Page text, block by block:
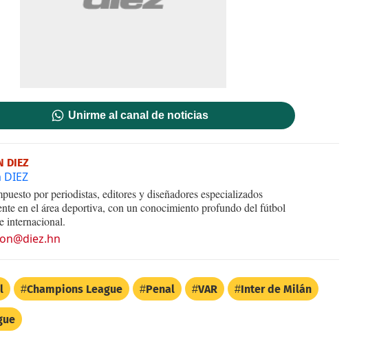
Unirme al canal de noticias
DIEZ
DIEZ
por periodistas, editores y diseñadores especializados
en el área deportiva, con un conocimiento profundo del fútbol
internacional.
Champions League Penal VAR Inter de Milán